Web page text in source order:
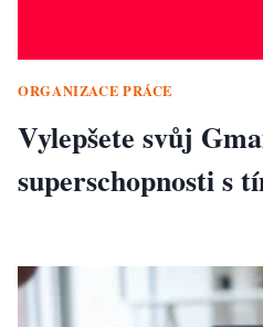
ORGANIZACE PRÁCE
Vylepšete svůj
superschopnosti s